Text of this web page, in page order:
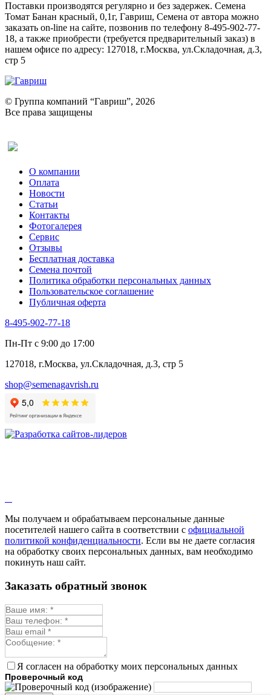
Поставки производятся регулярно и без задержек. Семена
Томат Банан красный, 0,1г, Гавриш, Семена от автора можно
заказать on-line на сайте, позвонив по телефону 8-495-902-77-
18, а также приобрести (требуется предварительный заказ) в
нашем офисе по адресу: 127018, г.Москва, ул.Складочная, д.3,
стр 5
© Группа компаний “Гавриш”, 2026
Все права защищены
О компании
Оплата
Новости
Статьи
Контакты
Фотогалерея​
Сервис
Отзывы
Бесплатная доставка
Семена почтой
Политика обработки персональных данных
Пользовательское соглашение
Публичная оферта
8-495-902-77-18
Пн-Пт с 9:00 до 17:00
127018, г.Москва, ул.Складочная, д.3, стр 5
shop@semenagavrish.ru
Мы получаем и обрабатываем персональные данные
посетителей нашего сайта в соответствии с официальной
политикой конфиденциальности. Если вы не даете согласия
на обработку своих персональных данных, вам необходимо
покинуть наш сайт.
Заказать обратный звонок
Я согласен на обработку моих персональных данных
Проверочный код